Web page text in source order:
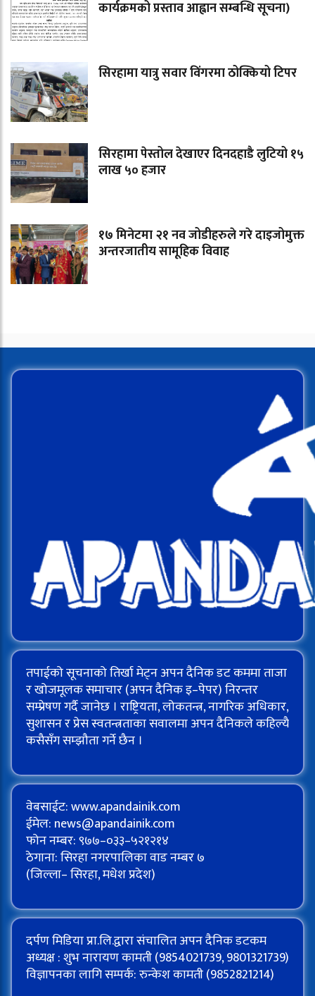
कार्यक्रमको प्रस्ताव आह्वान सम्बन्धि सूचना)
सिरहामा यात्रु सवार विंगरमा ठोक्कियो टिपर
सिरहामा पेस्तोल देखाएर दिनदहाडै लुटियो १५
लाख ५० हजार
१७ मिनेटमा २१ नव जोडीहरुले गरे दाइजोमुक्त
अन्तरजातीय सामूहिक विवाह
तपाईको सूचनाको तिर्खा मेट्न अपन दैनिक डट कममा ताजा
र खोजमूलक समाचार (अपन दैनिक इ–पेपर) निरन्तर
सम्प्रेषण गर्दै जानेछ । राष्ट्रियता, लोकतन्त्र, नागरिक अधिकार,
सुशासन र प्रेस स्वतन्त्रताका सवालमा अपन दैनिकले कहिल्यै
कसैसँग सम्झौता गर्ने छैन ।
वेबसाईट: www.apandainik.com
ईमेल: news@apandainik.com
फोन नम्बर: ९७७–०३३–५२१२१४
ठेगाना: सिरहा नगरपालिका वाड नम्बर ७
(जिल्ला– सिरहा, मधेश प्रदेश)
दर्पण मिडिया प्रा.लि.द्वारा संचालित अपन दैनिक डटकम
अध्यक्ष : शुभ नारायण कामती (9854021739, 9801321739)
विज्ञापनका लागि सम्पर्क: रुन्केश कामती (9852821214)